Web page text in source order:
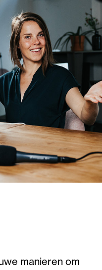
manieren om